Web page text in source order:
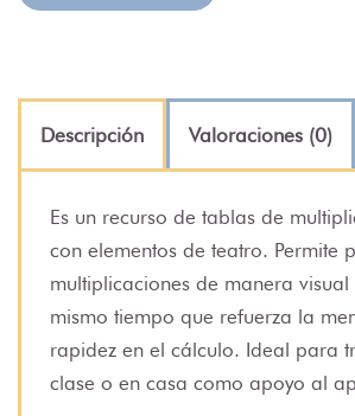
Descripción Valoraciones (0)
Es un recurso de tablas de
con elementos de teatro. Permite
multiplicaciones de manera
mismo tiempo que refuerza la
rapidez en el cálculo. Ideal para
clase o en casa como apoyo al